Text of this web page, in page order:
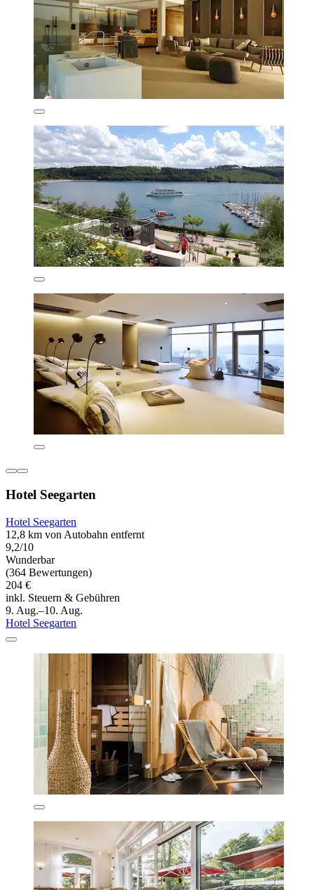
Hotel Seegarten
Hotel Seegarten
12,8 km von Autobahn entfernt
9,2/10
Wunderbar
(364 Bewertungen)
204 €
inkl. Steuern & Gebühren
9. Aug.–10. Aug.
Hotel Seegarten